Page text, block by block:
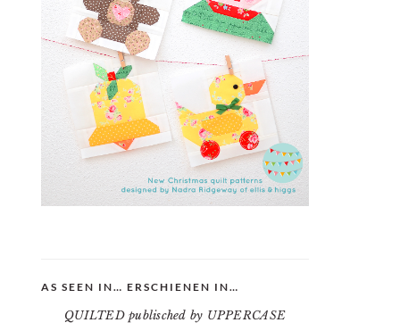
AS SEEN IN… ERSCHIENEN IN…
QUILTED publisched by UPPERCASE